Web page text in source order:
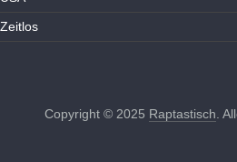
Zeitlos
Copyright © 2025 Raptastisch .